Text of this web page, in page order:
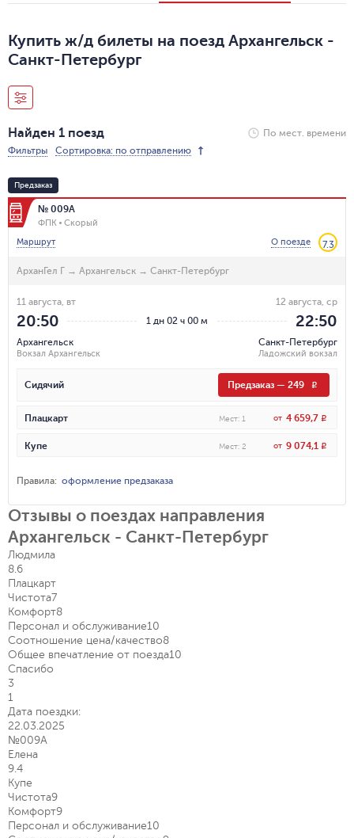
Купить ж/д билеты на поезд Архангельск -
Санкт-Петербург
Найден 1 поезд
По мест. времени
Фильтры
Сортировка: по отправлению
Предзаказ
№ 009А
ФПК
Скорый
Маршрут
О поезде 7.3
АрханГел Г → Архангельск → Санкт-Петербург
1 дн 02 ч 00 м
11 августа, вт
20:50
Архангельск
Вокзал Архангельск
12 августа, ср
22:50
Санкт-Петербург
Ладожский вокзал
Сидячий Предзаказ — 249 R
Плацкарт Мест: 1 от 4 659,7 R
Купе Мест: 2 от 9 074,1 R
Правила: оформление предзаказа
Отзывы о поездах направления
Архангельск - Санкт-Петербург
Людмила
8.6
Плацкарт
Чистота7
Комфорт8
Персонал и обслуживание10
Соотношение цена/качество8
Общее впечатление от поезда10
Спасибо
3
1
Дата поездки:
22.03.2025
№009А
Елена
9.4
Купе
Чистота9
Комфорт9
Персонал и обслуживание10